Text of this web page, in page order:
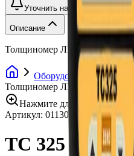
Уточнить наличие
Описание
Толщиномер ЛКП, TC 325
Оборудование
Толщиномер ЛКП
Нажмите для увеличения
Артикул: 011301 Бренд:
TC 325